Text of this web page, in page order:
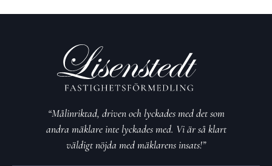
“Målinriktad, driven och lyckades med det som
andra mäklare inte lyckades med. Vi är så klart
väldigt nöjda med mäklarens insats!”